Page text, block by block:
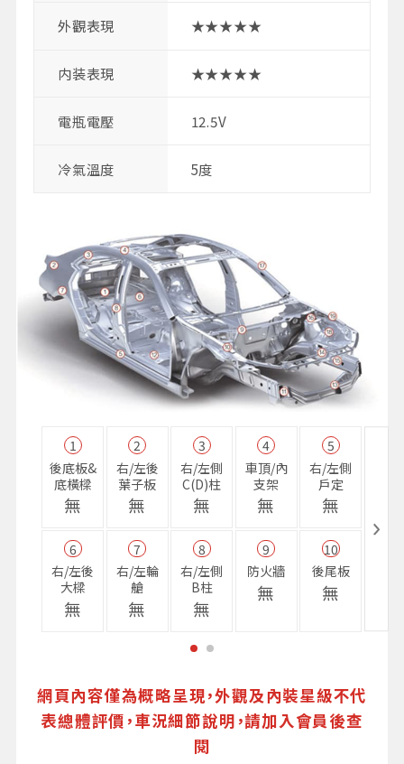
外觀表現 ★★★★★
内装表現 ★★★★★
電瓶電壓 12.5V
冷氣溫度 5度
1
後底板&
底橫樑
無
2
右/左後
葉子板
無
3
右/左側
C(D)柱
無
4
車頂/內
支架
無
5
右/左側
戶定
無
6
右/左後
大樑
無
7
右/左輪
艙
無
8
右/左側
B柱
無
9
防火牆
無
10
後尾板
無
網頁內容僅為概略呈現，外觀及內裝星級不代
表總體評價，車況細節說明，請加入會員後查
閱